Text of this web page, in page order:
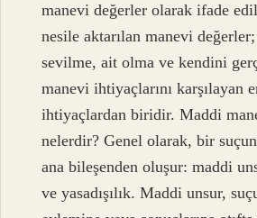
manevi değerler olarak ifade
nesile aktarılan manevi
sevilme, ait olma ve kendini
manevi ihtiyaçlarını karşılayan
ihtiyaçlardan biridir. Maddi
nelerdir? Genel olarak, bir
ana bileşenden oluşur: maddi
ve yasadışılık. Maddi unsur,